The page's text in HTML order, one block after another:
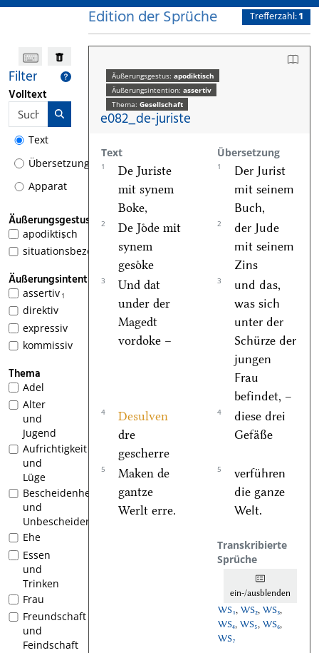
Filter
Volltext
Text
Übersetzung
Apparat
Äußerungsgestus
1
apodiktisch
situationsbezogen
Äußerungsintention
1
assertiv
direktiv
expressiv
kommissiv
Thema
Adel
Alter
und
Jugend
Aufrichtigkeit
und
Lüge
Bescheidenheit
und
Unbescheidenheit
Ehe
Essen
und
Trinken
Frau
Freundschaft
und
Feindschaft
Edition der Sprüche Trefferzahl:1
Äußerungsgestus: apodiktisch
Äußerungsintention: assertiv
Thema: Gesellschaft
e082_de-juriste
Text Übersetzung
1
De Juriste
mit synem
Boke,
1
Der Jurist
mit seinem
Buch,
2
De Joͤde mit
synem
gesoͤke
2
der Jude
mit seinem
Zins
3
Und dat
under der
Magedt
vordoke –
3
und das,
was sich
unter der
Schürze der
jungen
Frau
befindet, –
4
Desulven
dre
gescherre
4
diese drei
Gefäße
5
Maken de
gantze
Werlt erre.
5
verführen
die ganze
Welt.
Transkribierte
Sprüche
ein-/ausblenden
WS₁, WS₂, WS₃,
WS₄, WS₅, WS₆,
WS₇